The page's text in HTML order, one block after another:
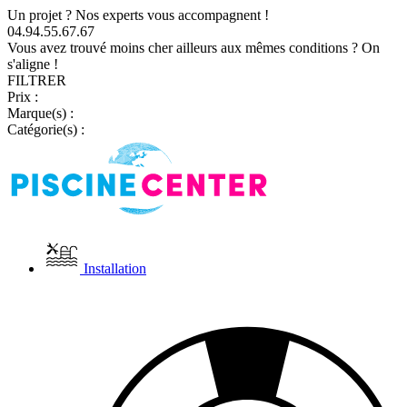
Un projet ? Nos experts vous accompagnent !
04.94.55.67.67
Vous avez trouvé moins cher ailleurs aux mêmes conditions ? On
s'aligne !
FILTRER
Prix :
Marque(s) :
Catégorie(s) :
Installation